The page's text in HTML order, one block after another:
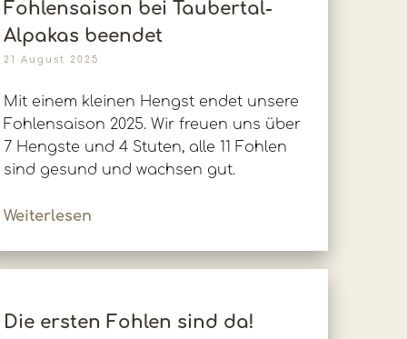
Fohlensaison bei Taubertal-
Alpakas beendet
21 August 2025
Mit einem kleinen Hengst endet unsere
Fohlensaison 2025. Wir freuen uns über
7 Hengste und 4 Stuten, alle 11 Fohlen
sind gesund und wachsen gut.
Weiterlesen
Die ersten Fohlen sind da!